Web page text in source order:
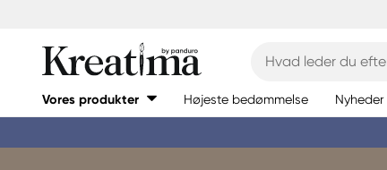
Vores produkter Højeste bedømmelse Nyheder